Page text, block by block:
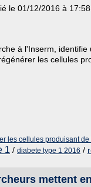
le 01/12/2016 à 17:58
à l'Inserm,
les cellules
les cellules produisant de
1 / diabete type 1 2016 /
mettent